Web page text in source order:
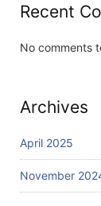
Recent
No comments
Archives
April 2025
November